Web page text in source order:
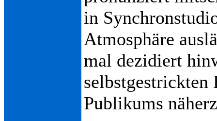
in
Atmosphäre
mal dezidiert
selbstgestrickten
Publikums